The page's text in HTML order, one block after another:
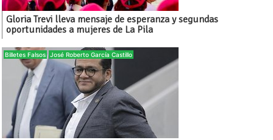
Gloria Trevi lleva mensaje de esperanza y segundas
oportunidades a mujeres de La Pila
Billetes Falsos José Roberto García Castillo